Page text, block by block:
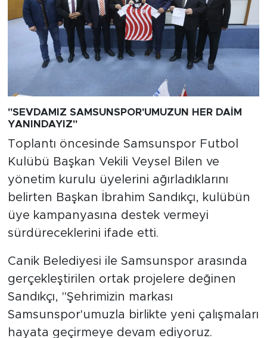
"SEVDAMIZ SAMSUNSPOR'UMUZUN HER DAİM
YANINDAYIZ"
Toplantı öncesinde Samsunspor Futbol
Kulübü Başkan Vekili Veysel Bilen ve
yönetim kurulu üyelerini ağırladıklarını
belirten Başkan İbrahim Sandıkçı, kulübün
üye kampanyasına destek vermeyi
sürdüreceklerini ifade etti.
Canik Belediyesi ile Samsunspor arasında
gerçekleştirilen ortak projelere değinen
Sandıkçı, "Şehrimizin markası
Samsunspor'umuzla birlikte yeni çalışmaları
hayata geçirmeye devam ediyoruz.